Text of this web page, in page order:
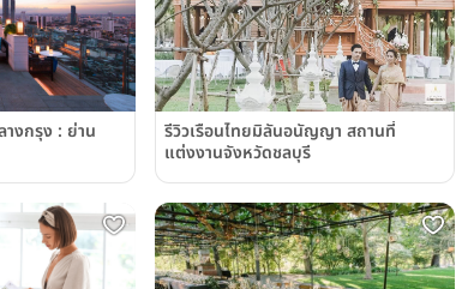
งกรุง : ย่าน
รีวิวเรือนไทยมิลันอนัญญา สถานที่
แต่งงานจังหวัดชลบุรี